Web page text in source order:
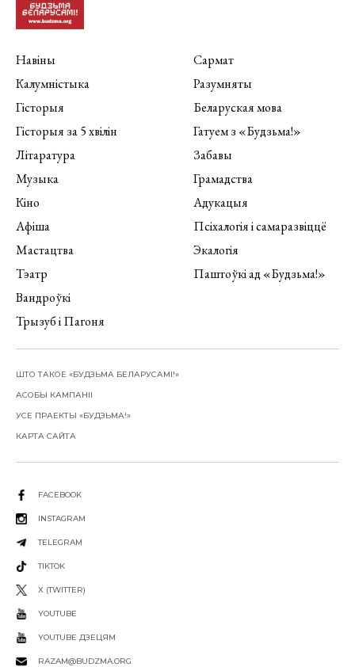
Навіны
Калумністыка
Гісторыя
Гісторыя за 5 хвілін
Літаратура
Музыка
Кіно
Афіша
Мастацтва
Тэатр
Вандроўкі
Трызуб і Пагоня
Сармат
Разумняты
Беларуская мова
Гатуем з «Будзьма!»
Забавы
Грамадства
Адукацыя
Псіхалогія і самаразвіццё
Экалогія
Паштоўкі ад «Будзьма!»
ШТО ТАКОЕ «БУДЗЬМА БЕЛАРУСАМІ!»
АСОБЫ КАМПАНІІ
УСЕ ПРАЕКТЫ «БУДЗЬМА!»
КАРТА САЙТА
FACEBOOK
INSTAGRAM
TELEGRAM
TIKTOK
X (TWITTER)
YOUTUBE
YOUTUBE ДЗЕЦЯМ
RAZAM@BUDZMA.ORG